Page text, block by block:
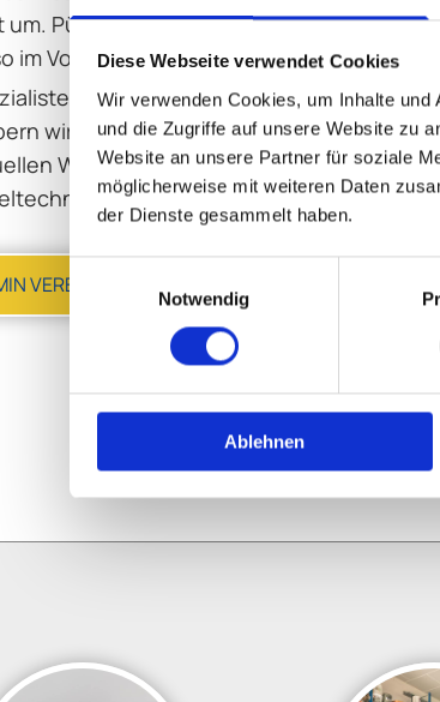
Diese Webseite verwendet Cookies
Wir verwenden Cookies, um Inhalte
und die Zugriffe auf unsere Website zu
Website an unsere Partner für soziale
möglicherweise mit weiteren Daten
der Dienste gesammelt haben.
Notwendig
Ablehnen
um. Pünktlichkeit und Sauberkeit steht bei
im Vordergrund wie erstklassige Beratung.
für innovative
wir Ihre Wohnung oder Ihr Haus mit
Wanddesign oder einer attraktiven
VEREINBAREN